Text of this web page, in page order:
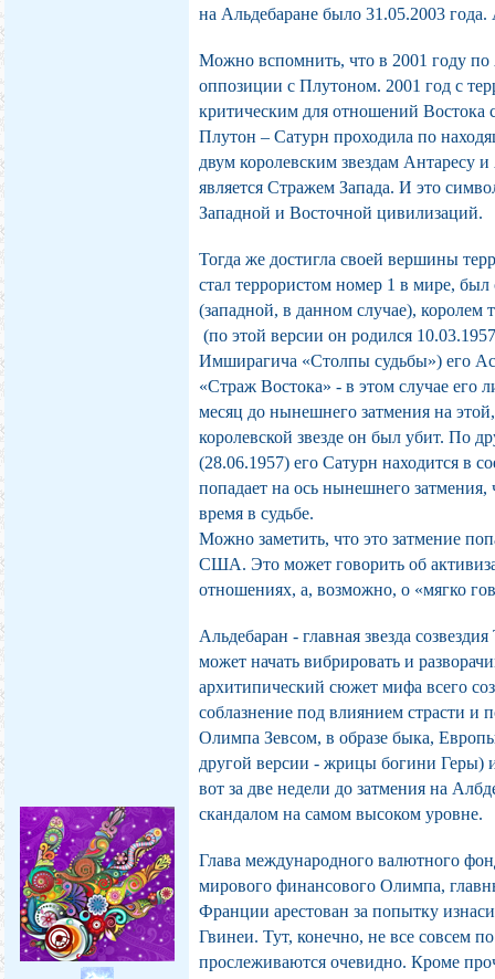
на Альдебаране было 31.05.2003
Можно вспомнить, что в 2001 году
оппозиции с Плутоном. 2001 год с
критическим для отношений
Плутон – Сатурн проходила по
двум королевским звездам Антаресу
является Стражем Запада. И это
Западной и Восточной цивилизаций.
Тогда же достигла своей вершины
стал террористом номер 1 в мире,
(западной, в данном случае), королем
(по этой версии он родился
Имширагича «Столпы судьбы») его
«Страж Востока» - в этом случае его
месяц до нынешнего затмения на
королевской звезде он был убит. По
(28.06.1957) его Сатурн находится в
попадает на ось нынешнего затмения,
время в судьбе.
Можно заметить, что это затмение
США. Это может говорить об
отношениях, а, возможно, о «мягко
Альдебаран - главная звезда
может начать вибрировать и
архитипический сюжет мифа всего
соблазнение под влиянием страсти и
Олимпа Зевсом, в образе быка,
другой версии - жрицы богини Геры)
вот за две недели до затмения на
скандалом на самом высоком уровне.
Глава международного валютного
мирового финансового Олимпа,
Франции арестован за попытку
Гвинеи. Тут, конечно, не все совсем
прослеживаются очевидно. Кроме